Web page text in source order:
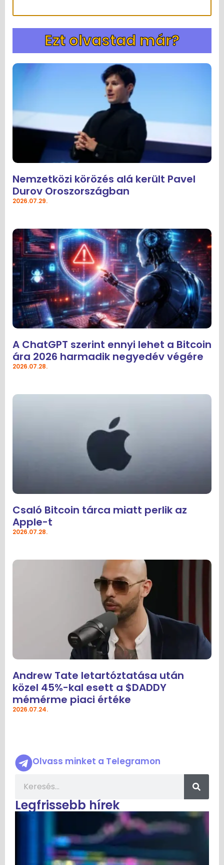
Ezt olvastad már?
Nemzetközi körözés alá került Pavel
Durov Oroszországban
2026.07.29.
A ChatGPT szerint ennyi lehet a Bitcoin
ára 2026 harmadik negyedév végére
2026.07.28.
Csaló Bitcoin tárca miatt perlik az
Apple-t
2026.07.28.
Andrew Tate letartóztatása után
közel 45%-kal esett a $DADDY
mémérme piaci értéke
2026.07.24.
Olvass minket a Telegramon
Legfrissebb hírek